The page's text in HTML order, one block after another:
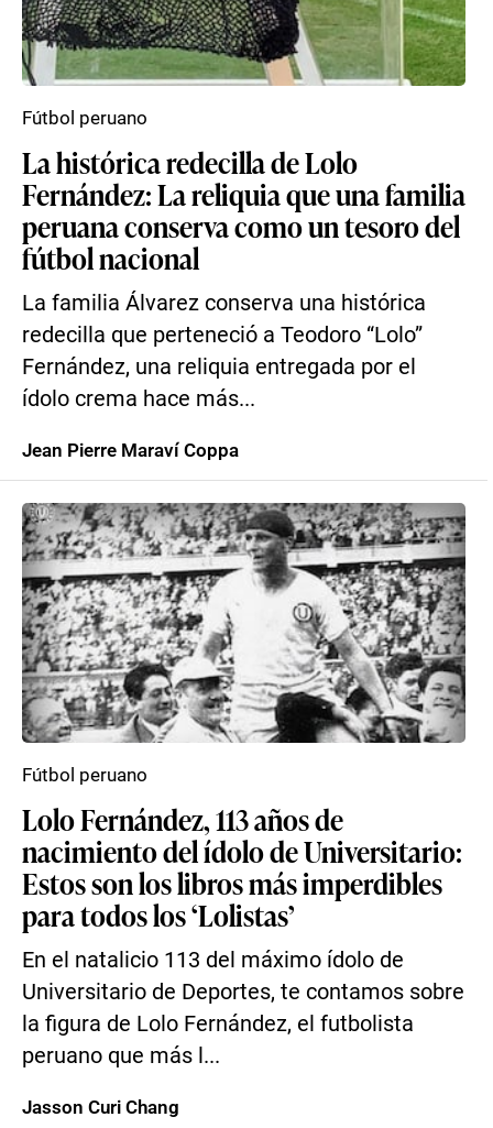
La histórica redecilla de Lolo
Fernández: La reliquia que una familia
peruana conserva como un tesoro del
fútbol nacional
La familia Álvarez conserva una histórica
redecilla que perteneció a Teodoro “Lolo”
Fernández, una reliquia entregada por el
ídolo crema hace más...
Fútbol peruano
Jean Pierre Maraví Coppa
Lolo Fernández, 113 años de
nacimiento del ídolo de Universitario:
Estos son los libros más imperdibles
para todos los ‘Lolistas’
En el natalicio 113 del máximo ídolo de
Universitario de Deportes, te contamos sobre
la figura de Lolo Fernández, el futbolista
peruano que más l...
Fútbol peruano
Jasson Curi Chang